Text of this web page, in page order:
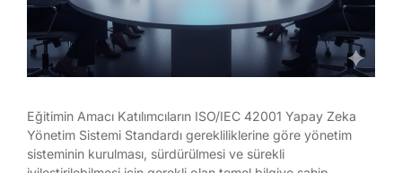
Eğitimin Amacı Katılımcıların ISO/IEC 42001 Yapay Zeka
Yönetim Sistemi Standardı gerekliliklerine göre yönetim
sisteminin kurulması, sürdürülmesi ve sürekli